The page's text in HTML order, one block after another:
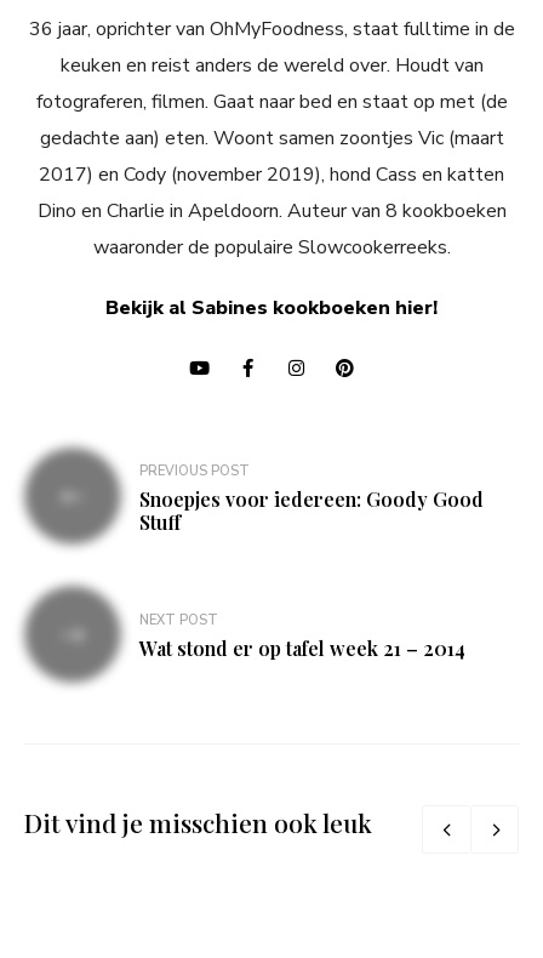
36 jaar, oprichter van OhMyFoodness, staat fulltime in de
keuken en reist anders de wereld over. Houdt van
fotograferen, filmen. Gaat naar bed en staat op met (de
gedachte aan) eten. Woont samen zoontjes Vic (maart
2017) en Cody (november 2019), hond Cass en katten
Dino en Charlie in Apeldoorn. Auteur van 8 kookboeken
waaronder de populaire Slowcookerreeks.
Bekijk al Sabines kookboeken hier!
Bericht
navigatie
PREVIOUS POST
Snoepjes voor iedereen: Goody Good
Stuff
NEXT POST
Wat stond er op tafel week 21 – 2014
Dit vind je misschien ook leuk